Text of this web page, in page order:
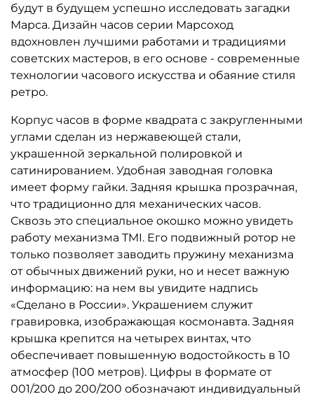
будут в будущем успешно исследовать загадки
Марса. Дизайн часов серии Марсоход
вдохновлен лучшими работами и традициями
советских мастеров, в его основе - современные
технологии часового искусства и обаяние стиля
ретро.
Корпус часов в форме квадрата с закругленными
углами сделан из нержавеющей стали,
украшенной зеркальной полировкой и
сатинированием. Удобная заводная головка
имеет форму гайки. Задняя крышка прозрачная,
что традиционно для механических часов.
Сквозь это специальное окошко можно увидеть
работу механизма TMI. Его подвижный ротор не
только позволяет заводить пружину механизма
от обычных движений руки, но и несет важную
информацию: на нем вы увидите надпись
«Сделано в России». Украшением служит
гравировка, изображающая космонавта. Задняя
крышка крепится на четырех винтах, что
обеспечивает повышенную водостойкость в 10
атмосфер (100 метров). Цифры в формате от
001/200 до 200/200 обозначают индивидуальный